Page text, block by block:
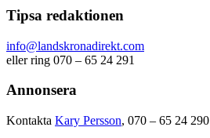
Tipsa redaktionen
info@landskronadirekt.com
eller ring 070 – 65 24 291
Annonsera
Kontakta Kary Persson, 070 – 65 24 290